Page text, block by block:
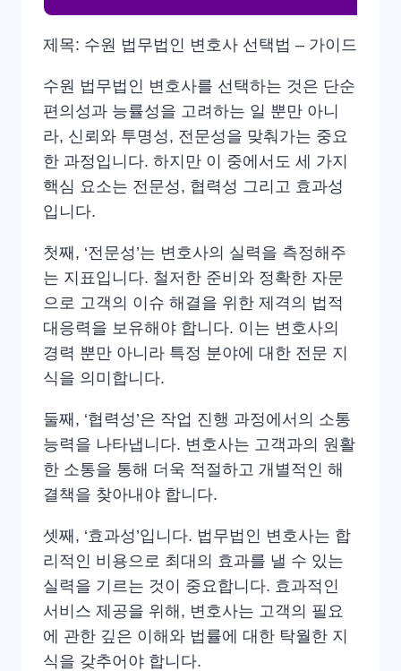
제목: 수원 법무법인 변호사 선택법 – 가이드
수원 법무법인 변호사를 선택하는 것은 단순
편의성과 능률성을 고려하는 일 뿐만 아니
라, 신뢰와 투명성, 전문성을 맞춰가는 중요
한 과정입니다. 하지만 이 중에서도 세 가지
핵심 요소는 전문성, 협력성 그리고 효과성
입니다.
첫째, ‘전문성’는 변호사의 실력을 측정해주
는 지표입니다. 철저한 준비와 정확한 자문
으로 고객의 이슈 해결을 위한 제격의 법적
대응력을 보유해야 합니다. 이는 변호사의
경력 뿐만 아니라 특정 분야에 대한 전문 지
식을 의미합니다.
둘째, ‘협력성’은 작업 진행 과정에서의 소통
능력을 나타냅니다. 변호사는 고객과의 원활
한 소통을 통해 더욱 적절하고 개별적인 해
결책을 찾아내야 합니다.
셋째, ‘효과성’입니다. 법무법인 변호사는 합
리적인 비용으로 최대의 효과를 낼 수 있는
실력을 기르는 것이 중요합니다. 효과적인
서비스 제공을 위해, 변호사는 고객의 필요
에 관한 깊은 이해와 법률에 대한 탁월한 지
식을 갖추어야 합니다.